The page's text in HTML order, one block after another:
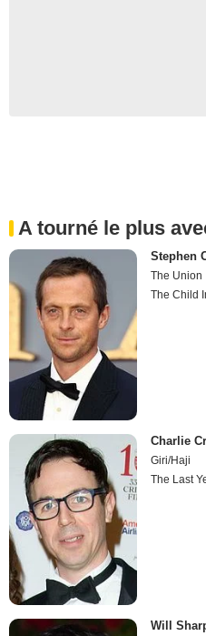
A tourné le plus
Stephen
The Union
The Child
Charlie
Giri/Haji
The Last
Will